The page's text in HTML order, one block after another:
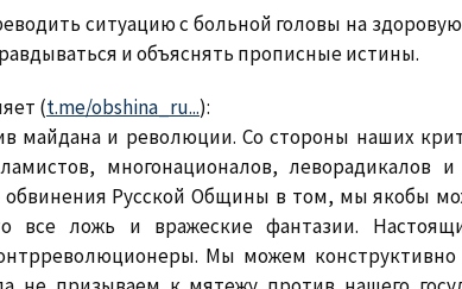
ситуацию с больной головы на
и объяснять прописные истины.
(t.me/obshina_ru...):
майдана и революции. Со стороны наших
многонационалов, леворадикалов
Русской Общины в том, мы якобы
все ложь и вражеские фантазии.
Мы можем конструктивно